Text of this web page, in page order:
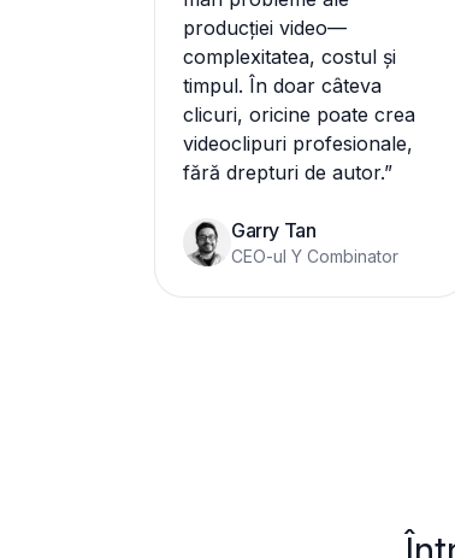
producției video—
complexitatea, costul și
timpul. În doar câteva
clicuri, oricine poate crea
videoclipuri profesionale,
fără drepturi de autor.”
Garry Tan
CEO-ul Y Combinator